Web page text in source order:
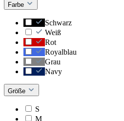
Farbe
Schwarz
Weiß
Rot
Royalblau
Grau
Navy
Größe
S
M